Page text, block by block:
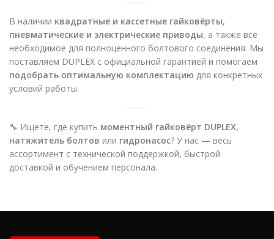
В наличии квадратные и кассетные гайковёрты,
пневматические и электрические приводы, а также всё
необходимое для полноценного болтового соединения. Мы
поставляем DUPLEX с официальной гарантией и помогаем
подобрать оптимальную комплектацию для конкретных
условий работы.
🔧 Ищете, где купить моментный гайковёрт DUPLEX,
натяжитель болтов или гидронасос? У нас — весь
ассортимент с технической поддержкой, быстрой
доставкой и обучением персонала.